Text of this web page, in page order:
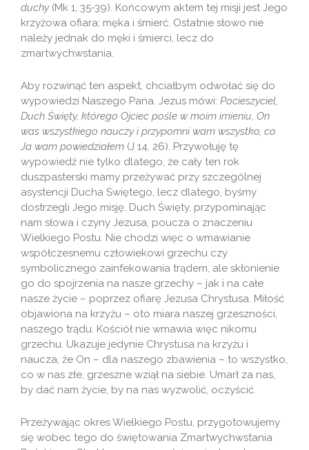
duchy(Mk 1, 35-39). Końcowym aktem tej misji jest Jego
krzyżowa ofiara; męka i śmierć. Ostatnie słowo nie
należy jednak do męki i śmierci, lecz do
zmartwychwstania.
Aby rozwinąć ten aspekt, chciałbym odwołać się do
wypowiedzi Naszego Pana. Jezus mówi: Pocieszyciel,
Duch Święty, którego Ojciec pośle w moim imieniu, On
was wszystkiego nauczy i przypomni wam wszystko, co
Ja wam powiedziałem (J 14, 26). Przywołuję tę
wypowiedź nie tylko dlatego, że cały ten rok
duszpasterski mamy przeżywać przy szczególnej
asystencji Ducha Świętego, lecz dlatego, byśmy
dostrzegli Jego misję. Duch Święty, przypominając
nam słowa i czyny Jezusa, poucza o znaczeniu
Wielkiego Postu. Nie chodzi więc o wmawianie
współczesnemu człowiekowi grzechu czy
symbolicznego zainfekowania trądem, ale skłonienie
go do spojrzenia na nasze grzechy – jak i na całe
nasze życie – poprzez ofiarę Jezusa Chrystusa. Miłość
objawiona na krzyżu – oto miara naszej grzeszności,
naszego trądu. Kościół nie wmawia więc nikomu
grzechu. Ukazuje jedynie Chrystusa na krzyżu i
naucza, że On – dla naszego zbawienia – to wszystko,
co w nas złe, grzeszne wziął na siebie. Umarł za nas,
by dać nam życie, by na nas wyzwolić, oczyścić.
Przeżywając okres Wielkiego Postu, przygotowujemy
się wobec tego do świętowania Zmartwychwstania